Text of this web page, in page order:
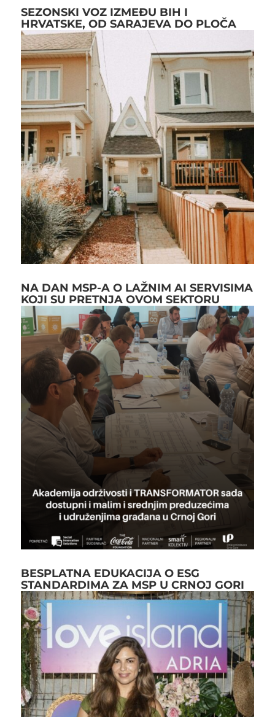
SEZONSKI VOZ IZMEĐU BIH I
HRVATSKE, OD SARAJEVA DO PLOČA
NA DAN MSP-A O LAŽNIM AI SERVISIMA
KOJI SU PRETNJA OVOM SEKTORU
BESPLATNA EDUKACIJA O ESG
STANDARDIMA ZA MSP U CRNOJ GORI